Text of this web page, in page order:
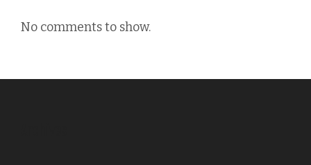
No comments to show.